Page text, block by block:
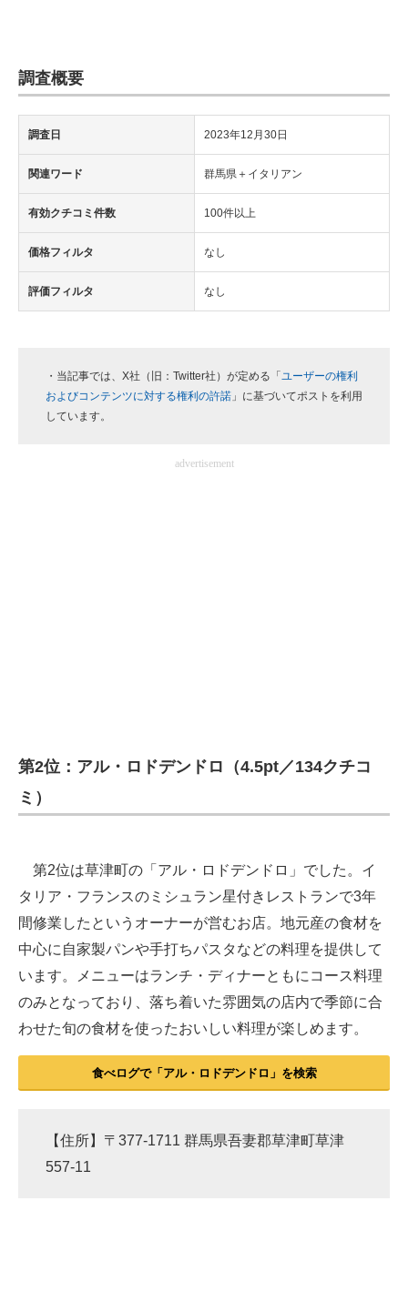
調査概要
調査日 2023年12月30日
関連ワード 群馬県＋イタリアン
有効クチコミ件数 100件以上
価格フィルタ なし
評価フィルタ なし
・当記事では、X社（旧：Twitter社）が定める「 ユーザーの権利
およびコンテンツに対する権利の許諾 」に基づいてポストを利用
しています。
advertisement
第2位：アル・ロドデンドロ（4.5pt／134クチコ
ミ）
第2位は草津町の「アル・ロドデンドロ」でした。イ
タリア・フランスのミシュラン星付きレストランで3年
間修業したというオーナーが営むお店。地元産の食材を
中心に自家製パンや手打ちパスタなどの料理を提供して
います。メニューはランチ・ディナーともにコース料理
のみとなっており、落ち着いた雰囲気の店内で季節に合
わせた旬の食材を使ったおいしい料理が楽しめます。
食べログで「アル・ロドデンドロ」を検索
【住所】〒377-1711 群馬県吾妻郡草津町草津
557-11